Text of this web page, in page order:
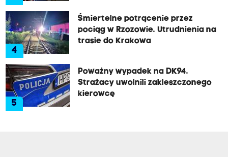
4
Śmiertelne potrącenie przez
pociąg w Rzozowie. Utrudnienia na
trasie do Krakowa
5
Poważny wypadek na DK94.
Strażacy uwolnili zakleszczonego
kierowcę